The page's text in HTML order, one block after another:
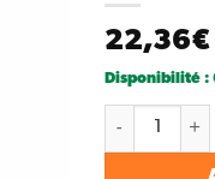
22,36€
Disponibilité :
quantité de